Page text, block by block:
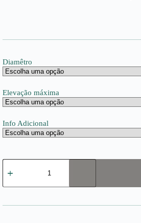
Diamêtro
Elevação máxima
Info Adicional
Quantidade
de
XT